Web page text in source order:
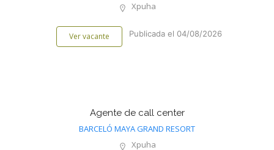
Xpuha
Ver vacante Publicada el 04/08/2026
Agente de call center
BARCELÓ MAYA GRAND RESORT
Xpuha